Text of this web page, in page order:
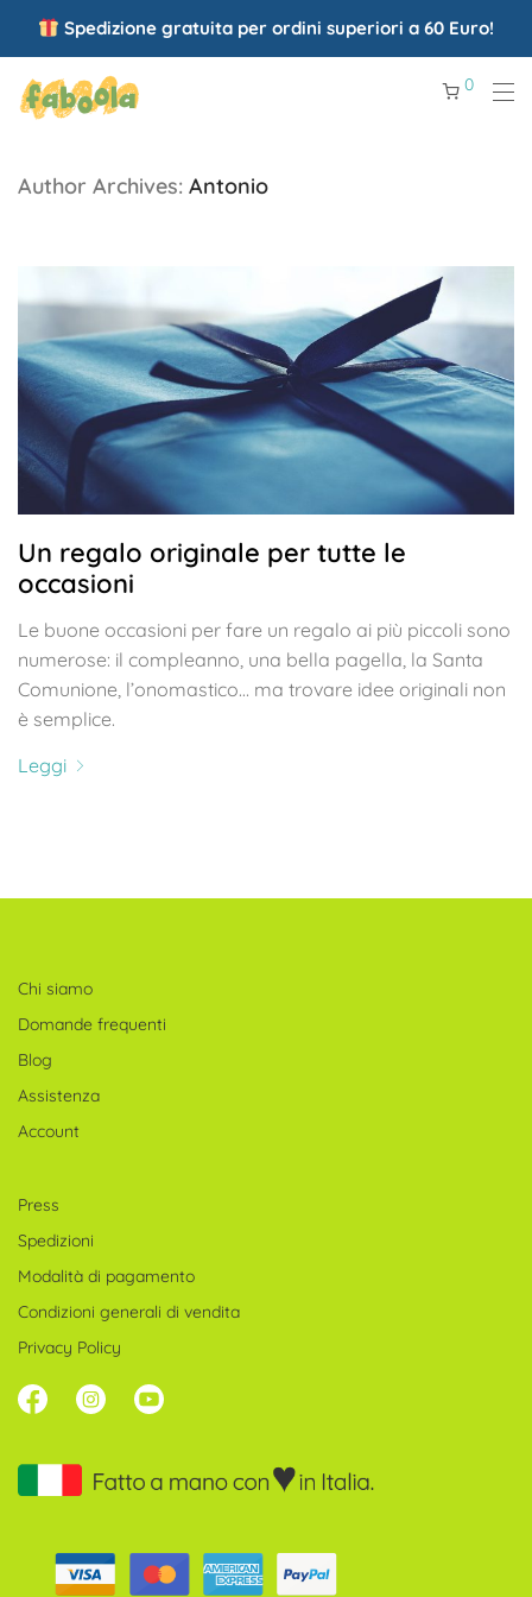
Spedizione gratuita per ordini superiori a 60 Euro!
0
Author Archives: Antonio
Un regalo originale per tutte le
occasioni
Le buone occasioni per fare un regalo ai più piccoli sono
numerose: il compleanno, una bella pagella, la Santa
Comunione, l’onomastico… ma trovare idee originali non
è semplice.
Leggi
Chi siamo
Domande frequenti
Blog
Assistenza
Account
Press
Spedizioni
Modalità di pagamento
Condizioni generali di vendita
Privacy Policy